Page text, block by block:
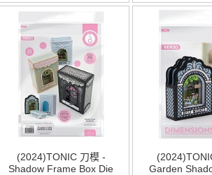
(2024)TONIC 刀模 -
Shadow Frame Box Die
Garden